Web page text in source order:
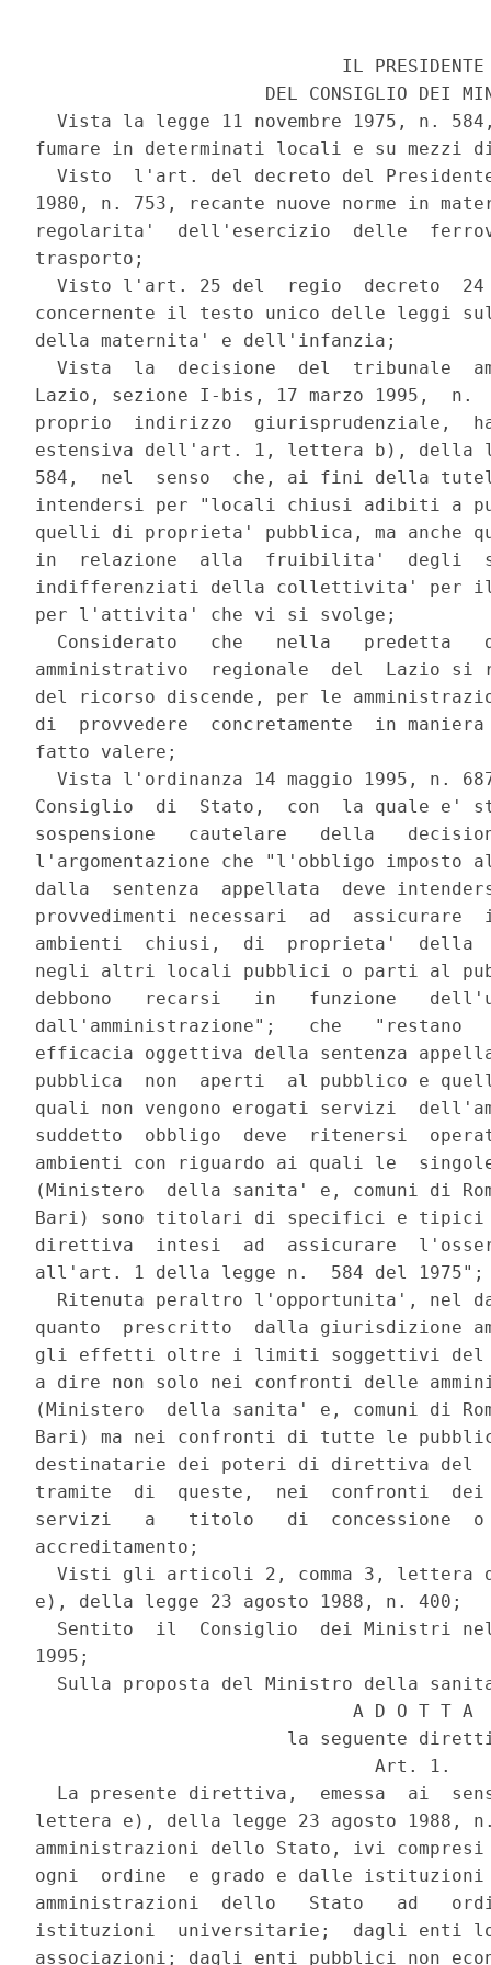
                            IL PRESIDENTE
DEL CONSIGLIO DEI
Vista la legge 11 novembre 1975, n.
fumare in determinati locali e su mezzi
Visto  l'art. del decreto del
1980, n. 753, recante nuove norme in
regolarita'  dell'esercizio  delle
trasporto;
Visto l'art. 25 del  regio  decreto
concernente il testo unico delle leggi
della maternita' e dell'infanzia;
Vista  la  decisione  del  tribunale
Lazio, sezione I-bis, 17 marzo 1995,  n.
proprio  indirizzo  giurisprudenziale,
estensiva dell'art. 1, lettera b), della
584,  nel  senso  che, ai fini della
intendersi per "locali chiusi adibiti a
quelli di proprieta' pubblica, ma
in  relazione  alla  fruibilita'  degli
indifferenziati della collettivita' per il
per l'attivita' che vi si svolge;
Considerato   che   nella   predetta
amministrativo  regionale  del  Lazio si
del ricorso discende, per le
di  provvedere  concretamente  in
fatto valere;
Vista l'ordinanza 14 maggio 1995, n.
Consiglio  di  Stato,  con  la quale e'
sospensione   cautelare   della
l'argomentazione che "l'obbligo imposto
dalla  sentenza  appellata  deve
provvedimenti necessari  ad
ambienti  chiusi,  di  proprieta'  della
negli altri locali pubblici o parti al
debbono   recarsi   in   funzione
dall'amministrazione";   che   "restano
efficacia oggettiva della sentenza
pubblica  non  aperti  al pubblico e
quali non vengono erogati servizi
suddetto  obbligo  deve  ritenersi
ambienti con riguardo ai quali le
(Ministero  della sanita' e, comuni di
Bari) sono titolari di specifici e tipici
direttiva  intesi  ad  assicurare
all'art. 1 della legge n.  584 del 1975";
Ritenuta peraltro l'opportunita', nel
quanto  prescritto  dalla giurisdizione
gli effetti oltre i limiti soggettivi del
a dire non solo nei confronti delle
(Ministero  della sanita' e, comuni di
Bari) ma nei confronti di tutte le
destinatarie dei poteri di direttiva del
tramite  di  queste,  nei  confronti
servizi   a   titolo   di  concessione  o
accreditamento;
Visti gli articoli 2, comma 3, lettera
e), della legge 23 agosto 1988, n. 400;
Sentito  il  Consiglio  dei Ministri
1995;
Sulla proposta del Ministro della
                             A D O T T A
la seguente
                               Art. 1.
La presente direttiva,  emessa  ai
lettera e), della legge 23 agosto 1988,
amministrazioni dello Stato, ivi
ogni  ordine  e grado e dalle istituzioni
amministrazioni  dello   Stato   ad
istituzioni  universitarie;  dagli enti
associazioni; dagli enti pubblici non